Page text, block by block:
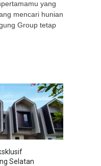
yang
mencari hunian
Group tetap
Selatan